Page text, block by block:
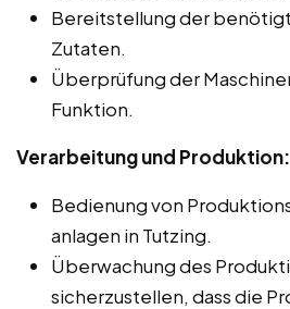
Bereitstellung der
Zutaten.
Überprüfung der
Funktion.
Verarbeitung und Produktion:
Bedienung von
anlagen in Tutzing.
Überwachung des
sicherzustellen, dass die